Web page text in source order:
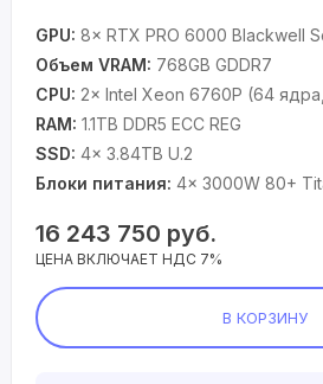
GPU: 8× RTX PRO 6000 Blackwell
Объем VRAM: 768GB GDDR7
CPU: 2× Intel Xeon 6760P (64
RAM: 1.1TB DDR5 ECC REG
SSD: 4× 3.84TB U.2
Блоки питания: 4× 3000W 80+
16 243 750 руб.
ЦЕНА ВКЛЮЧАЕТ НДС 7%
В КОРЗИНУ